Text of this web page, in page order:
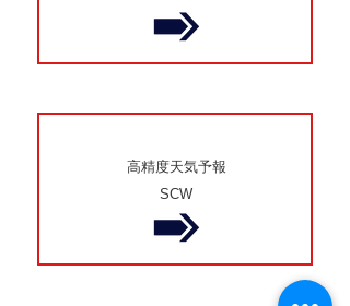
高精度天気予報
SCW